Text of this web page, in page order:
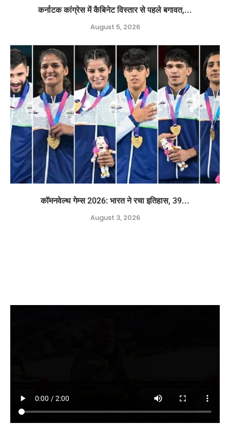
कर्नाटक कांग्रेस में कैबिनेट विस्तार से पहले बगावत,...
August 5, 2026
कॉमनवेल्थ गेम्स 2026: भारत ने रचा इतिहास, 39...
August 3, 2026